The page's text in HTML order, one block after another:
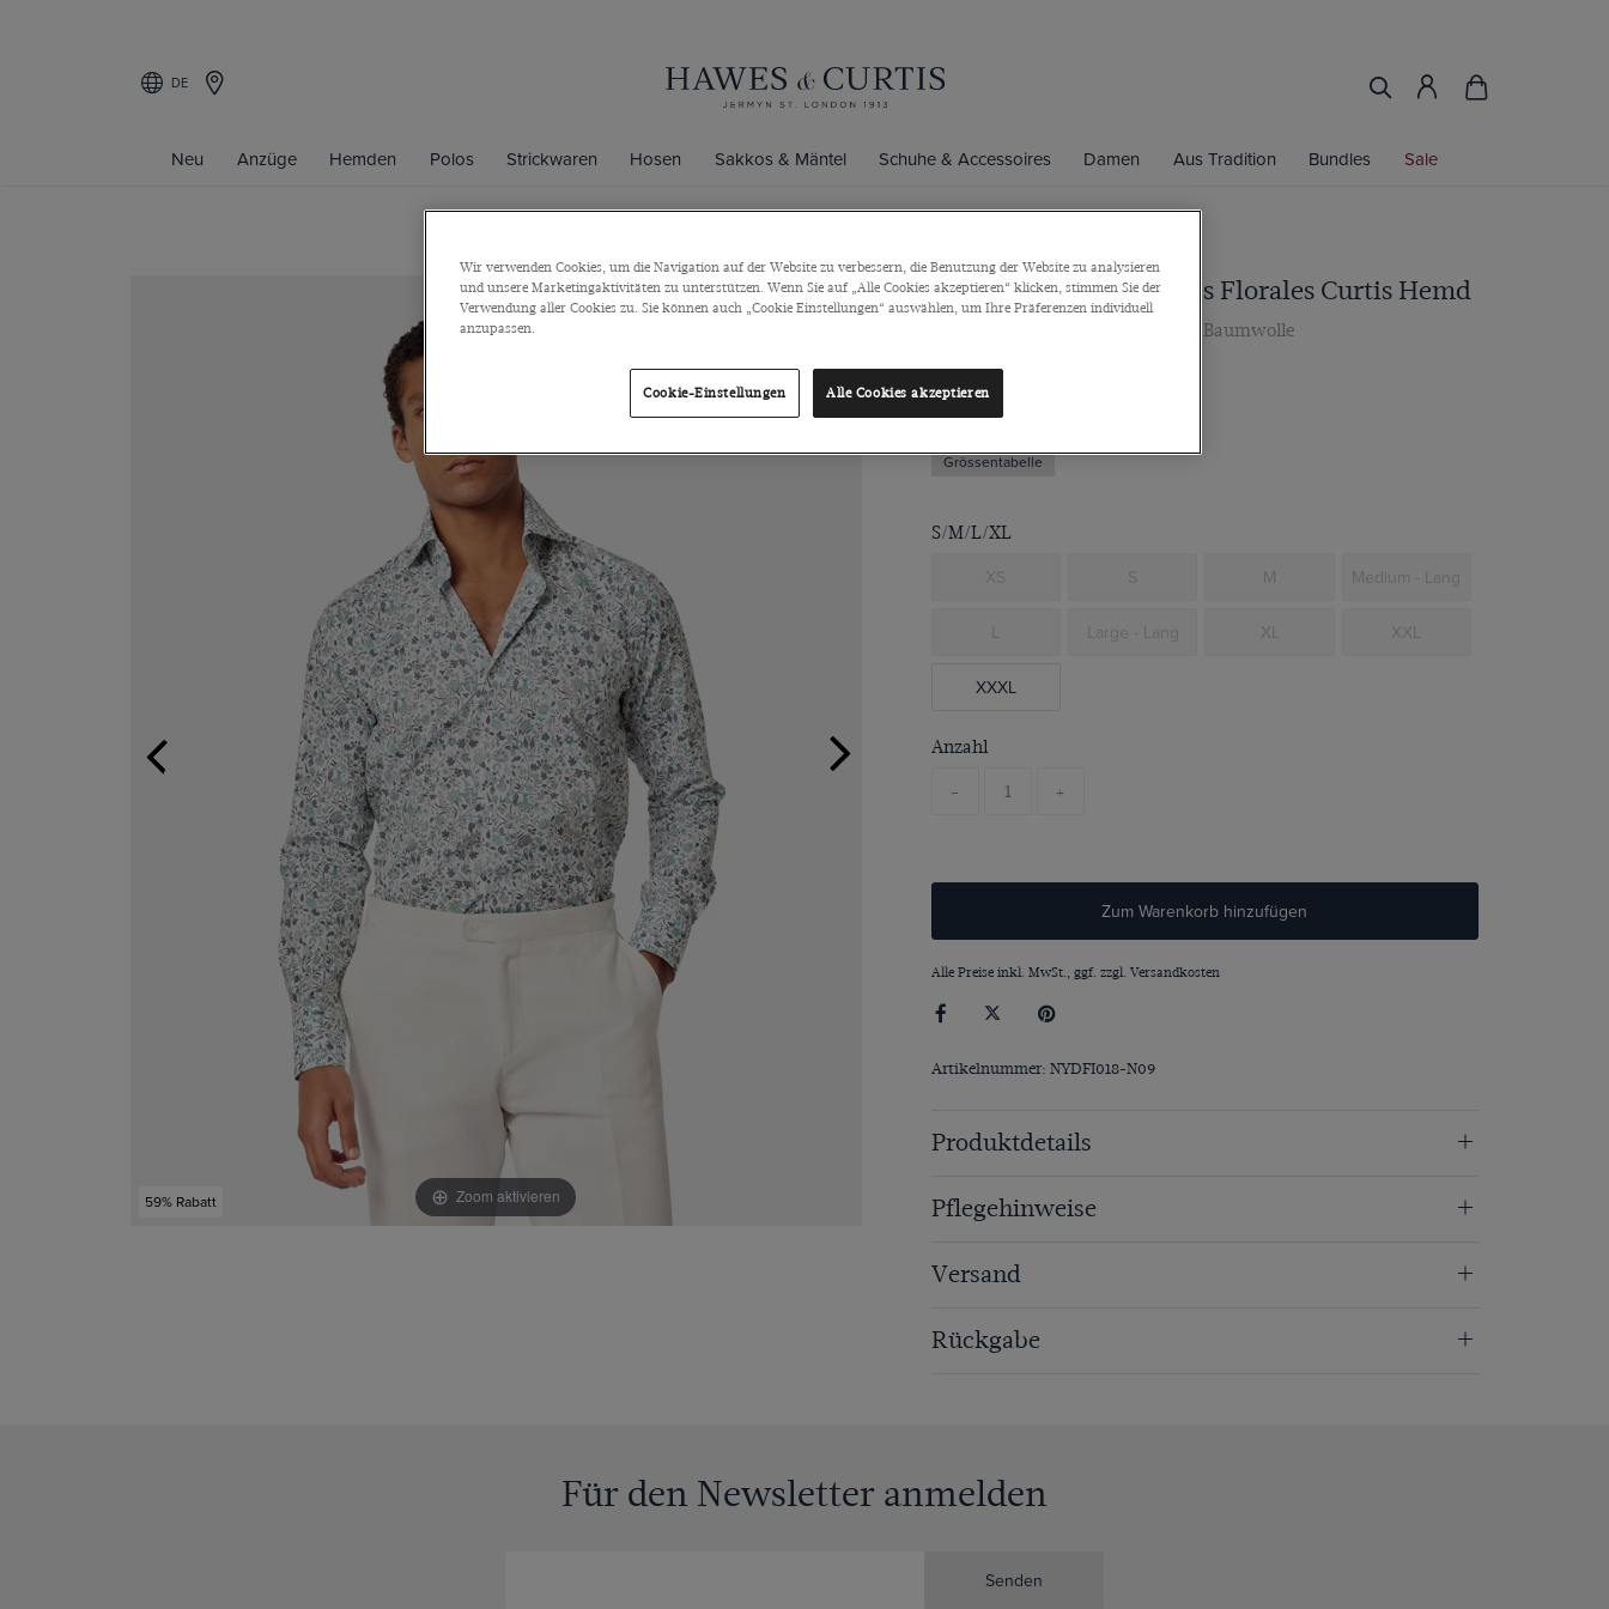
DE
Neu Anzüge Hemden Polos Strickwaren Hosen Sakkos & Mäntel Schuhe & Accessoires Damen Aus Tradition Bundles Sale
59% Rabatt Zoom aktivieren
Slim Fit Weiß & Grünes Florales Curtis Hemd
Hoher Kragen, Knopfmanschette, Baumwolle
€85 €35
Grössentabelle
S/M/L/XL
XS S M Medium - Lang
L Large - Lang XL XXL
XXXL
Anzahl
- +
Zum Warenkorb hinzufügen
Alle Preise inkl. MwSt., ggf. zzgl. Versandkosten
Artikelnummer: NYDFI018-N09
Produktdetails
Pflegehinweise
Versand
Rückgabe
Für den Newsletter anmelden
Senden
Wir verwenden Cookies, um die Navigation auf der Website zu verbessern, die Benutzung der Website zu analysieren
und unsere Marketingaktivitäten zu unterstützen. Wenn Sie auf „Alle Cookies akzeptieren“ klicken, stimmen Sie der
Verwendung aller Cookies zu. Sie können auch „Cookie Einstellungen“ auswählen, um Ihre Präferenzen individuell
anzupassen.
Cookie-Einstellungen Alle Cookies akzeptieren